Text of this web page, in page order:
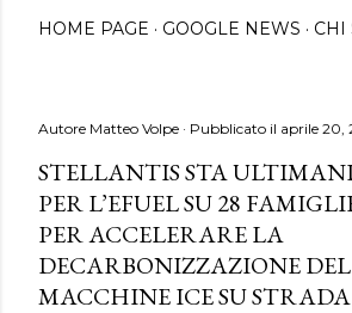
HOME PAGE GOOGLE NEWS CHI
Autore Matteo Volpe Pubblicato il aprile 20,
STELLANTIS STA
PER L’EFUEL SU 28
PER ACCELERARE LA
DECARBONIZZAZIONE
MACCHINE ICE SU STRADA